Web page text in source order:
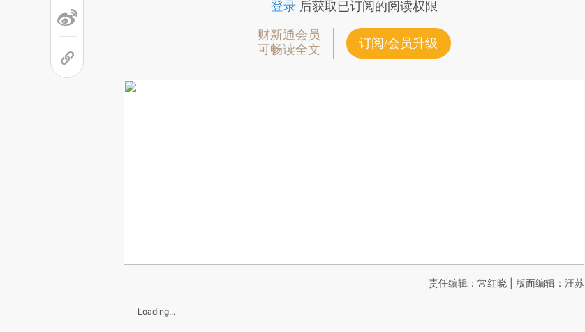
登录后获取已订阅的阅读权限
财新通会员
可畅读全文
订阅/会员升级
责任编辑：常红晓 | 版面编辑：汪苏
Loading...